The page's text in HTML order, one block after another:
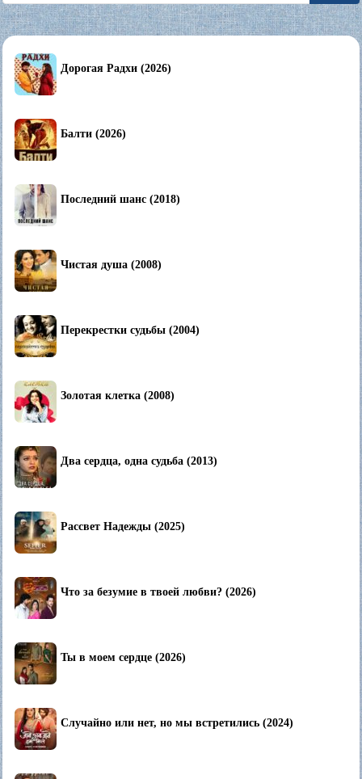
Дорогая Радхи (2026)
Балти (2026)
Последний шанс (2018)
Чистая душа (2008)
Перекрестки судьбы (2004)
Золотая клетка (2008)
Два сердца, одна судьба (2013)
Рассвет Надежды (2025)
Что за безумие в твоей любви? (2026)
Ты в моем сердце (2026)
Случайно или нет, но мы встретились (2024)